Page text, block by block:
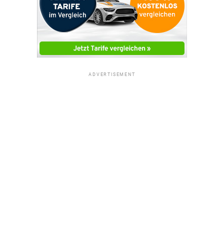
ADVERTISEMENT